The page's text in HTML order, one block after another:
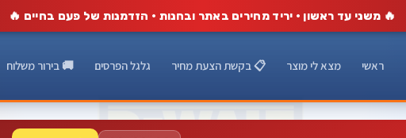
🔥 משני עד ראשון · יריד מחירים באתר ובחנות · הזדמנות של פעם בחיים 🔥
ראשי מצא לי מוצר 📋 בקשת הצעת מחיר גלגל הפרסים 🚚 בירור משלוח